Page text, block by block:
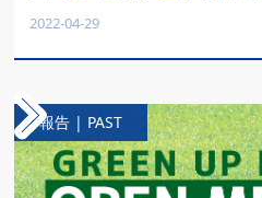
2022-04-29
報告 | PAST